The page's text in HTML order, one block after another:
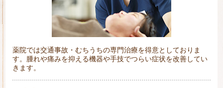
薬院では交通事故・むちうちの専門治療を得意としておりま
す。腫れや痛みを抑える機器や手技でつらい症状を改善してい
きます。